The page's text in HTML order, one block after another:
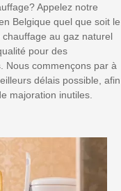
Appelez notre
Belgique quel que soit le
au gaz naturel
pour des
Nous commençons par à
délais possible, afin
majoration inutiles.